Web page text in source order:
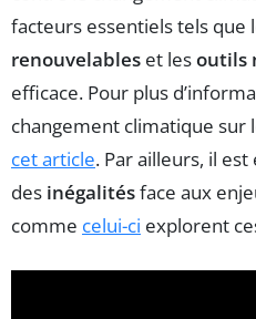
facteurs essentiels tels que
renouvelables et lesoutils
efficace. Pour plus
changement climatique sur
cet article. Par ailleurs, il
des inégalitésface aux
comme celui-ci explorent